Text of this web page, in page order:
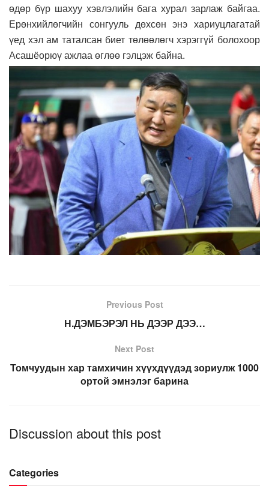
өдөр бүр шахуу хэвлэлийн бага хурал зарлаж байгаа.
Ерөнхийлөгчийн сонгууль дөхсөн энэ хариуцлагатай
үед хэл ам таталсан биет төлөөлөгч хэрэггүй болохоор
Асашёорюү ажлаа өглөө гэлцэж байна.
Previous Post
Н.ДЭМБЭРЭЛ НЬ ДЭЭР ДЭЭ…
Next Post
Томчуудын хар тамхичин хүүхдүүдэд зориулж 1000
ортой эмнэлэг барина
Discussion about this post
Categories